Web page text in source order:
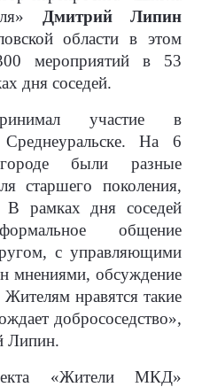
Дмитрий Липин
области в этом
мероприятий в 53
дня соседей.
участие в
На 6
были разные
старшего поколения,
рамках дня соседей
общение
с управляющими
мнениями, обсуждение
нравятся такие
добрососедство»,
Липин.
«Жители МКД»